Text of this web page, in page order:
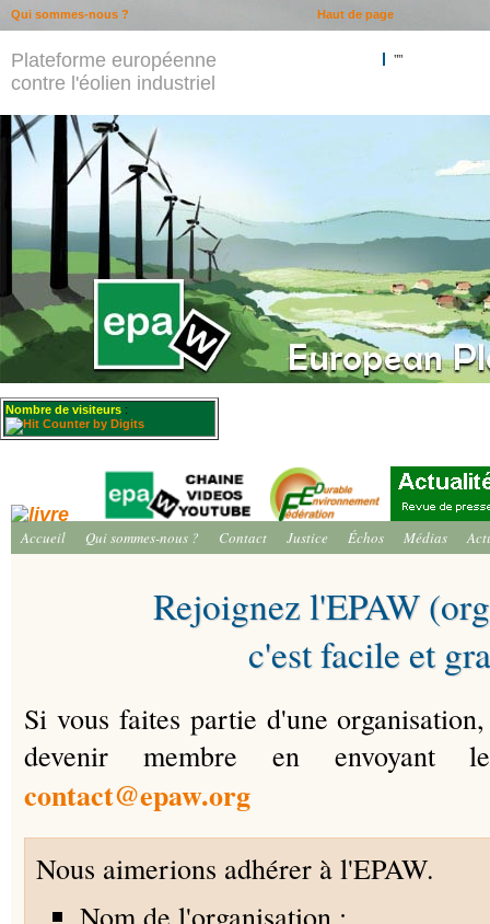
Plateforme européenne
contre l'éolien industriel
""
Nombre de visiteurs :
Accueil Qui sommes-nous ? Contact Justice Échos Médias
Rejoignez l'EPAW
c'est facile et
Si vous faites partie d'une
devenir membre en envoyant
contact@epaw.org
Nous aimerions adhérer à l'EPAW.
Nom de l'organisation :
Haut de page
Qui sommes-nous ?